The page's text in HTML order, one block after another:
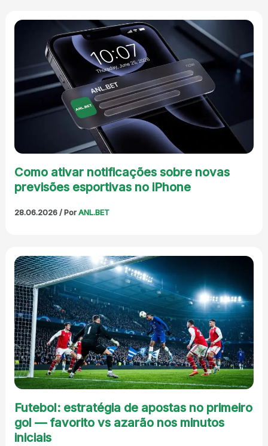
Como ativar notificações sobre novas
previsões esportivas no iPhone
28.06.2026/ PorANL.BET
Futebol: estratégia de apostas no primeiro
gol — favorito vs azarão nos minutos
iniciais